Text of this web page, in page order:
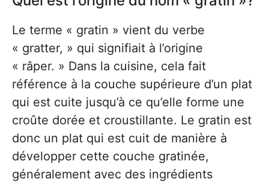
Le terme « gratin » vient du verbe
« gratter, » qui signifiait à l’origine
« râper. » Dans la cuisine, cela fait
référence à la couche supérieure d’un plat
qui est cuite jusqu’à ce qu’elle forme une
croûte dorée et croustillante. Le gratin est
donc un plat qui est cuit de manière à
développer cette couche gratinée,
généralement avec des ingrédients